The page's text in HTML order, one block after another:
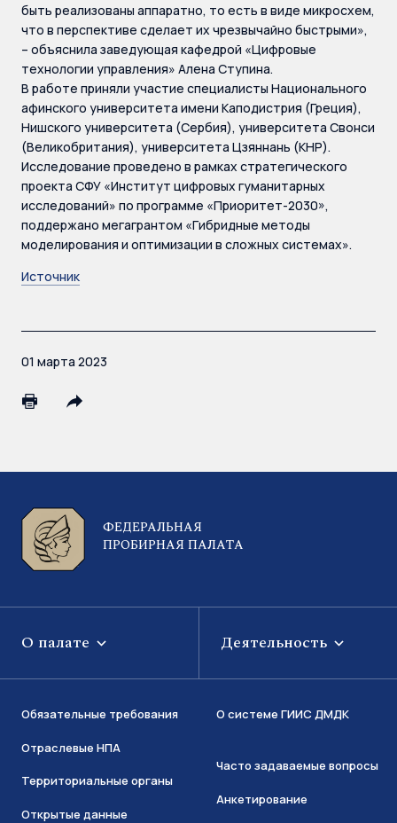
быть реализованы аппаратно, то есть в виде микросхем,
что в перспективе сделает их чрезвычайно быстрыми»,
– объяснила заведующая кафедрой «Цифровые
технологии управления» Алена Ступина.
В работе приняли участие специалисты Национального
афинского университета имени Каподистрия (Греция),
Нишского университета (Сербия), университета Свонси
(Великобритания), университета Цзяннань (КНР).
Исследование проведено в рамках стратегического
проекта СФУ «Институт цифровых гуманитарных
исследований» по программе «Приоритет-2030»,
поддержано мегагрантом «Гибридные методы
моделирования и оптимизации в сложных системах».
Источник
01 марта 2023
ФЕДЕРАЛЬНАЯ
ПРОБИРНАЯ ПАЛАТА
О палате Деятельность
Обязательные требования
Отраслевые НПА
Территориальные органы
Открытые данные
О системе ГИИС ДМДК
Часто задаваемые вопросы
Анкетирование